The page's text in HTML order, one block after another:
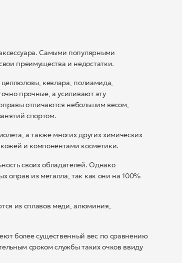
Самыми популярными
преимущества и недостатки.
целлюлозы, кевлара, полиамида,
прочные, а усиливают эту
отличаются небольшим весом,
спортом.
а также многих других химических
и компонентами косметики.
своих обладателей. Однако
оправ из металла, так как они на 100%
из сплавов меди, алюминия,
более существенный вес по сравнению
сроком службы таких очков ввиду